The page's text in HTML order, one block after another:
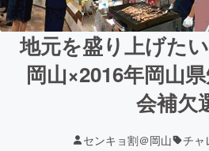
地元を盛り上げた
岡山×2016年岡山
会補欠
センキョ割＠岡山 チャ